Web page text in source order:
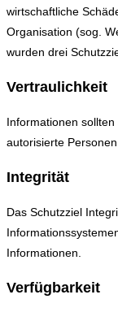
wirtschaftliche
Organisation (sog.
wurden drei
Vertraulichkeit
Informationen
autorisierte
Integrität
Das Schutzziel
Informationen.
Verfügbarkeit